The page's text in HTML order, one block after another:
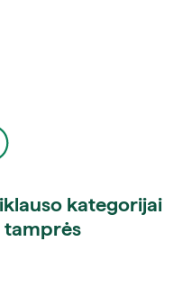
kategorijai
tamprės